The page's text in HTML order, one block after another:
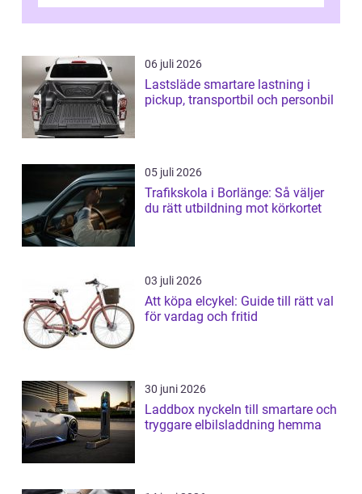
06 juli 2026
Lastsläde smartare lastning i
pickup, transportbil och personbil
05 juli 2026
Trafikskola i Borlänge: Så väljer
du rätt utbildning mot körkortet
03 juli 2026
Att köpa elcykel: Guide till rätt val
för vardag och fritid
30 juni 2026
Laddbox nyckeln till smartare och
tryggare elbilsladdning hemma